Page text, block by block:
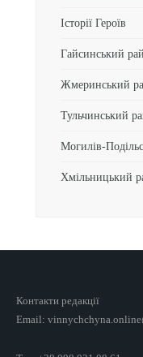
Історії Героїв
Гайсинський
Жмеринський
Тульчинський
Могилів-
Хмільницький
Контакти редакції
Email: